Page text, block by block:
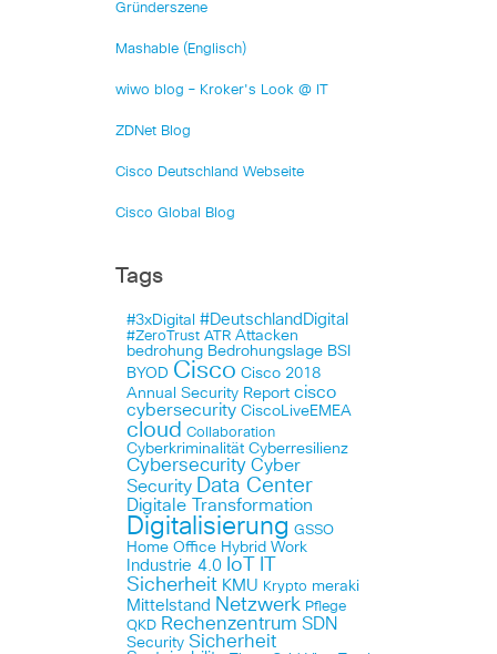
Gründerszene
Mashable (Englisch)
wiwo blog – Kroker's Look @ IT
ZDNet Blog
Cisco Deutschland Webseite
Cisco Global Blog
Tags
#3xDigital #DeutschlandDigital
#ZeroTrust ATR Attacken
bedrohung Bedrohungslage BSI
BYOD Cisco Cisco 2018
Annual Security Report cisco
cybersecurity CiscoLiveEMEA
cloud Collaboration
Cyberkriminalität Cyberresilienz
Cybersecurity Cyber
Security Data Center
Digitale Transformation
Digitalisierung GSSO
Home Office Hybrid Work
Industrie 4.0 IoT
Sicherheit KMU Krypto meraki
Mittelstand Netzwerk Pflege
QKD Rechenzentrum SDN
Security Sicherheit